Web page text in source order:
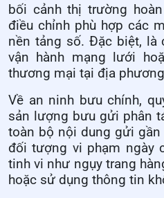
bối cảnh thị trường
điều chỉnh phù hợp các
nền tảng số. Đặc biệt, là
vận hành mạng lưới
thương mại tại địa
Về an ninh bưu chính,
sản lượng bưu gửi phân
toàn bộ nội dung gửi
đối tượng vi phạm ngày
tinh vi như ngụy trang
hoặc sử dụng thông tin